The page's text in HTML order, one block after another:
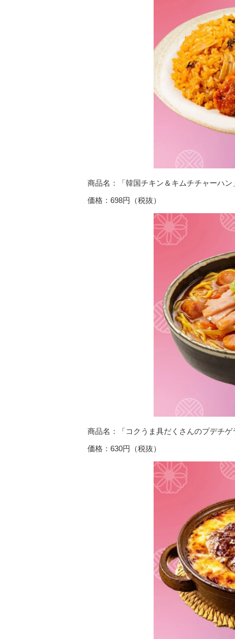
商品名：「韓国チキン＆キムチチャーハン
価格：698円（税抜）
商品名：「コクうま具だくさんのプデチゲ
価格：630円（税抜）